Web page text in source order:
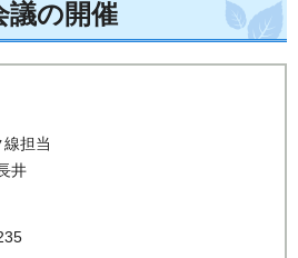
議の開催
担当
井